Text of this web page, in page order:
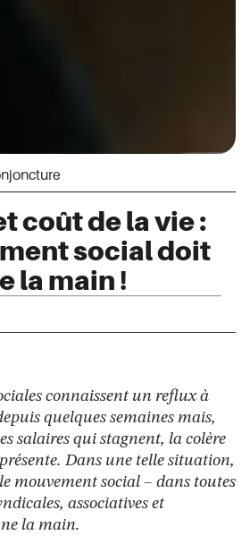
coût de la vie :
social doit
la main !
connaissent un reflux à
quelques semaines mais,
salaires qui stagnent, la colère
Dans une telle situation,
mouvement social – dans toutes
associatives et
la main.